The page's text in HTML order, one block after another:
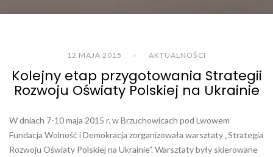
12 MAJA 2015 AKTUALNOŚCI
Kolejny etap przygotowania Strategii
Rozwoju Oświaty Polskiej na Ukrainie
W dniach 7-10 maja 2015 r. w Brzuchowicach pod Lwowem
Fundacja Wolność i Demokracja zorganizowała warsztaty „Strategia
Rozwoju Oświaty Polskiej na Ukrainie”. Warsztaty były skierowane